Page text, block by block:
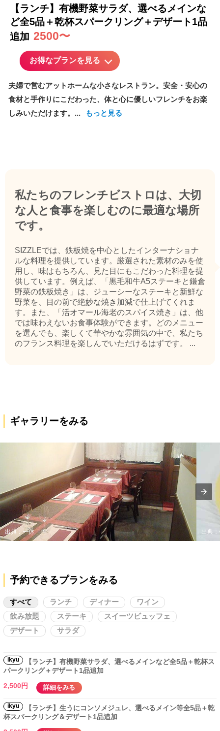
【ランチ】有機野菜サラダ、選べるメインな
ど全5品＋乾杯スパークリング＋デザート1品
追加 2500〜
お得なプランを見る
夫婦で営むアットホームな小さなレストラン。安全・安心の
食材と手作りにこだわった、体と心に優しいフレンチをお楽
しみいただけます。...
もっと見る
私たちのフレンチビストロは、大切
な人と食事を楽しむのに最適な場所
です。
SIZZLEでは、鉄板焼を中心としたインターナショナ
ルな料理を提供しています。厳選された素材のみを使
用し、味はもちろん、見た目にもこだわった料理を提
供しています。例えば、「黒毛和牛A5ステーキと鎌倉
野菜の鉄板焼き」は、ジューシーなステーキと新鮮な
野菜を、目の前で絶妙な焼き加減で仕上げてくれま
す。また、「活オマール海老のスパイス焼き」は、他
では味わえないお食事体験ができます。どのメニュー
を選んでも、楽しくて華やかな雰囲気の中で、私たち
のフランス料理を楽しんでいただけるはずです。 ...
ギャラリーをみる
出典：一休 出典
予約できるプランをみる
すべて
ikyu
【ランチ】有機野菜サラダ、選べるメインなど全5品＋乾杯ス
パークリング＋デザート1品追加
2,500円
詳細をみる
ikyu
【ランチ】生うにコンソメジュレ、選べるメイン等全5品＋乾
杯スパークリング＆デザート1品追加
ランチ ディナー
ワイン
飲み放題
ステーキ
スイーツビュッフェ
デザート
サラダ